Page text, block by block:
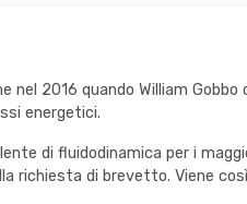
nel 2016 quando William
energetici.
di fluidodinamica per i
richiesta di brevetto. Viene